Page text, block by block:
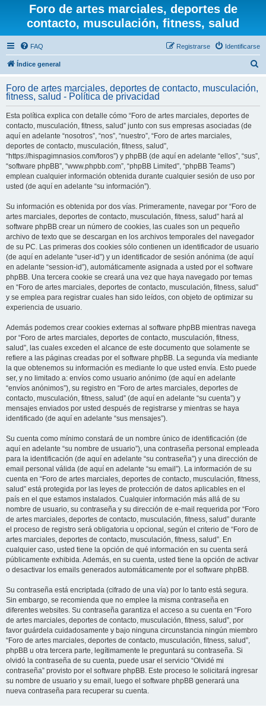
Foro de artes marciales, deportes de
contacto, musculación, fitness, salud
FAQ Identificarse
Registrarse
Índice general
c
Foro de artes marciales, deportes de contacto, musculación,
fitness, salud - Política de privacidad
Esta política explica con detalle cómo “Foro de artes marciales, deportes de
contacto, musculación, fitness, salud” junto con sus empresas asociadas (de
aquí en adelante “nosotros”, “nos”, “nuestro”, “Foro de artes marciales,
deportes de contacto, musculación, fitness, salud”,
“https://hispagimnasios.com/foros”) y phpBB (de aquí en adelante “ellos”, “sus”,
“software phpBB”, “www.phpbb.com”, “phpBB Limited”, “phpBB Teams”)
emplean cualquier información obtenida durante cualquier sesión de uso por
usted (de aquí en adelante “su información”).
Su información es obtenida por dos vías. Primeramente, navegar por “Foro de
artes marciales, deportes de contacto, musculación, fitness, salud” hará al
software phpBB crear un número de cookies, las cuales son un pequeño
archivo de texto que se descargan en los archivos temporales del navegador
de su PC. Las primeras dos cookies sólo contienen un identificador de usuario
(de aquí en adelante “user-id”) y un identificador de sesión anónima (de aquí
en adelante “session-id”), automáticamente asignada a usted por el software
phpBB. Una tercera cookie se creará una vez que haya navegado por temas
en “Foro de artes marciales, deportes de contacto, musculación, fitness, salud”
y se emplea para registrar cuales han sido leídos, con objeto de optimizar su
experiencia de usuario.
Además podemos crear cookies externas al software phpBB mientras navega
por “Foro de artes marciales, deportes de contacto, musculación, fitness,
salud”, las cuales exceden el alcance de este documento que solamente se
refiere a las páginas creadas por el software phpBB. La segunda vía mediante
la que obtenemos su información es mediante lo que usted envía. Esto puede
ser, y no limitado a: envíos como usuario anónimo (de aquí en adelante
“envíos anónimos”), su registro en “Foro de artes marciales, deportes de
contacto, musculación, fitness, salud” (de aquí en adelante “su cuenta”) y
mensajes enviados por usted después de registrarse y mientras se haya
identificado (de aquí en adelante “sus mensajes”).
Su cuenta como mínimo constará de un nombre único de identificación (de
aquí en adelante “su nombre de usuario”), una contraseña personal empleada
para la identificación (de aquí en adelante “su contraseña”) y una dirección de
email personal válida (de aquí en adelante “su email”). La información de su
cuenta en “Foro de artes marciales, deportes de contacto, musculación, fitness,
salud” está protegida por las leyes de protección de datos aplicables en el
país en el que estamos instalados. Cualquier información más allá de su
nombre de usuario, su contraseña y su dirección de e-mail requerida por “Foro
de artes marciales, deportes de contacto, musculación, fitness, salud” durante
el proceso de registro será obligatoria u opcional, según el criterio de “Foro de
artes marciales, deportes de contacto, musculación, fitness, salud”. En
cualquier caso, usted tiene la opción de qué información en su cuenta será
públicamente exhibida. Además, en su cuenta, usted tiene la opción de activar
o desactivar los emails generados automáticamente por el software phpBB.
Su contraseña está encriptada (cifrado de una vía) por lo tanto está segura.
Sin embargo, se recomienda que no emplee la misma contraseña en
diferentes websites. Su contraseña garantiza el acceso a su cuenta en “Foro
de artes marciales, deportes de contacto, musculación, fitness, salud”, por
favor guárdela cuidadosamente y bajo ninguna circunstancia ningún miembro
“Foro de artes marciales, deportes de contacto, musculación, fitness, salud”,
phpBB u otra tercera parte, legítimamente le preguntará su contraseña. Si
olvidó la contraseña de su cuenta, puede usar el servicio “Olvidé mi
contraseña” provisto por el software phpBB. Este proceso le solicitará ingresar
su nombre de usuario y su email, luego el software phpBB generará una
nueva contraseña para recuperar su cuenta.